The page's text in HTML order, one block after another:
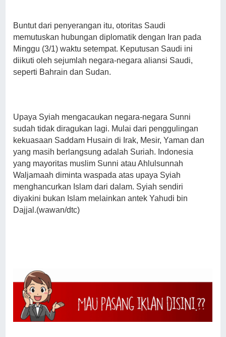
Buntut dari penyerangan itu, otoritas Saudi
memutuskan hubungan diplomatik dengan Iran pada
Minggu (3/1) waktu setempat. Keputusan Saudi ini
diikuti oleh sejumlah negara-negara aliansi Saudi,
seperti Bahrain dan Sudan.
Upaya Syiah mengacaukan negara-negara Sunni
sudah tidak diragukan lagi. Mulai dari penggulingan
kekuasaan Saddam Husain di Irak, Mesir, Yaman dan
yang masih berlangsung adalah Suriah. Indonesia
yang mayoritas muslim Sunni atau Ahlulsunnah
Waljamaah diminta waspada atas upaya Syiah
menghancurkan Islam dari dalam. Syiah sendiri
diyakini bukan Islam melainkan antek Yahudi bin
Dajjal.(wawan/dtc)